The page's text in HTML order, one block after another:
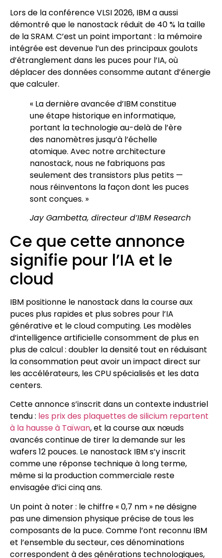
Lors de la conférence VLSI 2026, IBM a aussi
démontré que le nanostack réduit de 40 % la taille
de la SRAM. C’est un point important : la mémoire
intégrée est devenue l’un des principaux goulots
d’étranglement dans les puces pour l’IA, où
déplacer des données consomme autant d’énergie
que calculer.
« La dernière avancée d’IBM constitue
une étape historique en informatique,
portant la technologie au-delà de l’ère
des nanomètres jusqu’à l’échelle
atomique. Avec notre architecture
nanostack, nous ne fabriquons pas
seulement des transistors plus petits —
nous réinventons la façon dont les puces
sont conçues. »
Jay Gambetta, directeur d’IBM Research
Ce que cette annonce
signifie pour l’IA et le
cloud
IBM positionne le nanostack dans la course aux
puces plus rapides et plus sobres pour l’IA
générative et le cloud computing. Les modèles
d’intelligence artificielle consomment de plus en
plus de calcul : doubler la densité tout en réduisant
la consommation peut avoir un impact direct sur
les accélérateurs, les CPU spécialisés et les data
centers.
Cette annonce s’inscrit dans un contexte industriel
tendu : les prix des plaquettes de silicium repartent
à la hausse à Taïwan, et la course aux nœuds
avancés continue de tirer la demande sur les
wafers 12 pouces. Le nanostack IBM s’y inscrit
comme une réponse technique à long terme,
même si la production commerciale reste
envisagée d’ici cinq ans.
Un point à noter : le chiffre « 0,7 nm » ne désigne
pas une dimension physique précise de tous les
composants de la puce. Comme l’ont reconnu IBM
et l’ensemble du secteur, ces dénominations
correspondent à des générations technologiques,